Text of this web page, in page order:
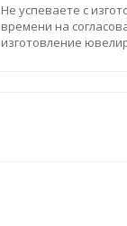
Не успеваете с
времени на
изготовление